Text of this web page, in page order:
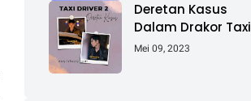
Deretan Kasus
Dalam Drakor Taxi
Driver 2
Mei 09, 2023